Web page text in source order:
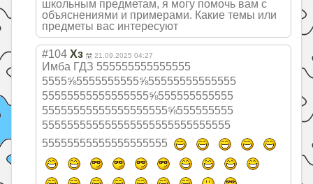
школьным предметам, я могу помочь вам с
объяснениями и примерами. Какие темы или
предметы вас интересуют
#104 Хз 21.09.2025 04:27
Имба ГДЗ 555555555555555
5555⅝5555555555⅝55555555555555
55555555555555555⅝555555555555
55555555555555555555⅝555555555
555555555555555555555555555555
55555555555555555555